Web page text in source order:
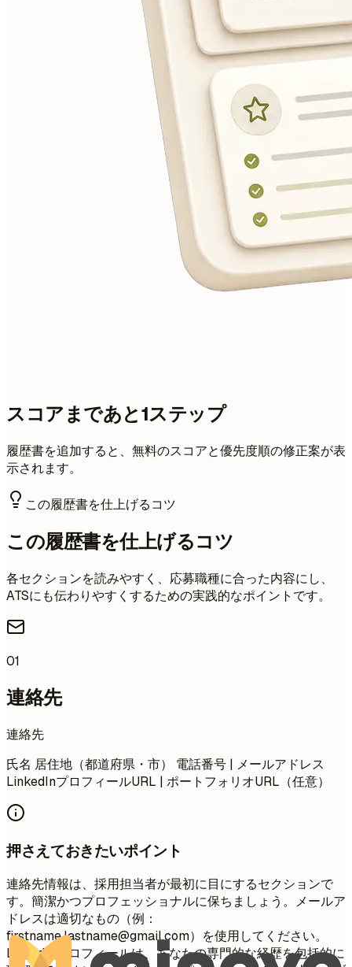
スコアまであと1ステップ
履歴書を追加すると、無料のスコアと優先度順の修正案が表
示されます。
この履歴書を仕上げるコツ
この履歴書を仕上げるコツ
各セクションを読みやすく、応募職種に合った内容にし、
ATSにも伝わりやすくするための実践的なポイントです。
01
連絡先
連絡先
氏名 居住地（都道府県・市） 電話番号 | メールアドレス
LinkedInプロフィールURL | ポートフォリオURL（任意）
押さえておきたいポイント
連絡先情報は、採用担当者が最初に目にするセクションで
す。簡潔かつプロフェッショナルに保ちましょう。メールア
ドレスは適切なもの（例：
firstname.lastname@gmail.com）を使用してください。
LinkedInプロフィールは、あなたの専門的な経歴を包括的に